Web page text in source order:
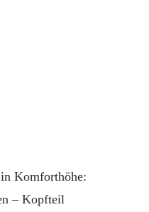
Komforthöhe:
– Kopfteil